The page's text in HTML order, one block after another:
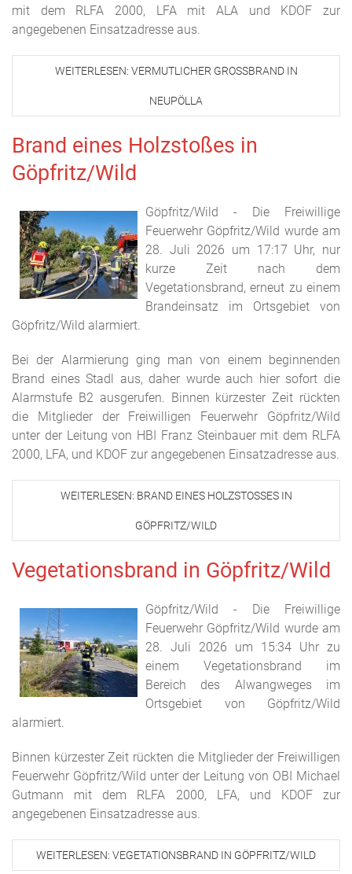
mit dem RLFA 2000, LFA mit ALA und KDOF zur
angegebenen Einsatzadresse aus.
WEITERLESEN: VERMUTLICHER GROSSBRAND IN N
EUPÖLLA
Brand eines Holzstoßes in
Göpfritz/Wild
Göpfritz/Wild - Die Freiwillige
Feuerwehr Göpfritz/Wild wurde am
28. Juli 2026 um 17:17 Uhr, nur
kurze Zeit nach dem
Vegetationsbrand, erneut zu einem
Brandeinsatz im Ortsgebiet von
Göpfritz/Wild alarmiert.
Bei der Alarmierung ging man von einem beginnenden
Brand eines Stadl aus, daher wurde auch hier sofort die
Alarmstufe B2 ausgerufen. Binnen kürzester Zeit rückten
die Mitglieder der Freiwilligen Feuerwehr Göpfritz/Wild
unter der Leitung von HBI Franz Steinbauer mit dem RLFA
2000, LFA, und KDOF zur angegebenen Einsatzadresse aus.
WEITERLESEN: BRAND EINES HOLZSTOSSES IN G
ÖPFRITZ/WILD
Vegetationsbrand in Göpfritz/Wild
Göpfritz/Wild - Die Freiwillige
Feuerwehr Göpfritz/Wild wurde am
28. Juli 2026 um 15:34 Uhr zu
einem Vegetationsbrand im
Bereich des Alwangweges im
Ortsgebiet von Göpfritz/Wild
alarmiert.
Binnen kürzester Zeit rückten die Mitglieder der Freiwilligen
Feuerwehr Göpfritz/Wild unter der Leitung von OBI Michael
Gutmann mit dem RLFA 2000, LFA, und KDOF zur
angegebenen Einsatzadresse aus.
WEITERLESEN: VEGETATIONSBRAND IN GÖPFRITZ/WILD